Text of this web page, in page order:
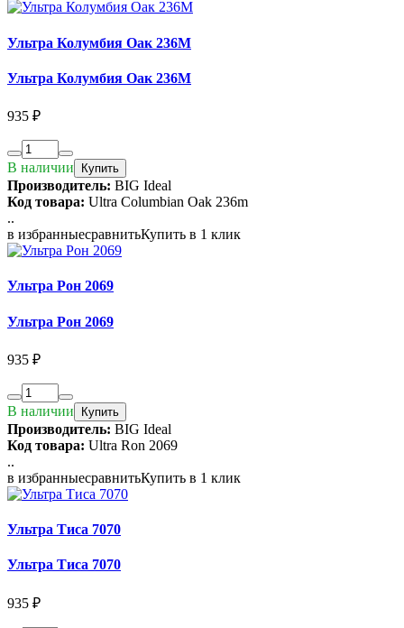
Ультра Колумбия Оак 236М
Ультра Колумбия Оак 236М
935 ₽
В наличии Купить
Производитель: BIG Ideal
Код товара: Ultra Columbian Oak 236m
..
в избранныесравнитьКупить в 1 клик
Ультра Рон 2069
Ультра Рон 2069
935 ₽
В наличии Купить
Производитель: BIG Ideal
Код товара: Ultra Ron 2069
..
в избранныесравнитьКупить в 1 клик
Ультра Тиса 7070
Ультра Тиса 7070
935 ₽